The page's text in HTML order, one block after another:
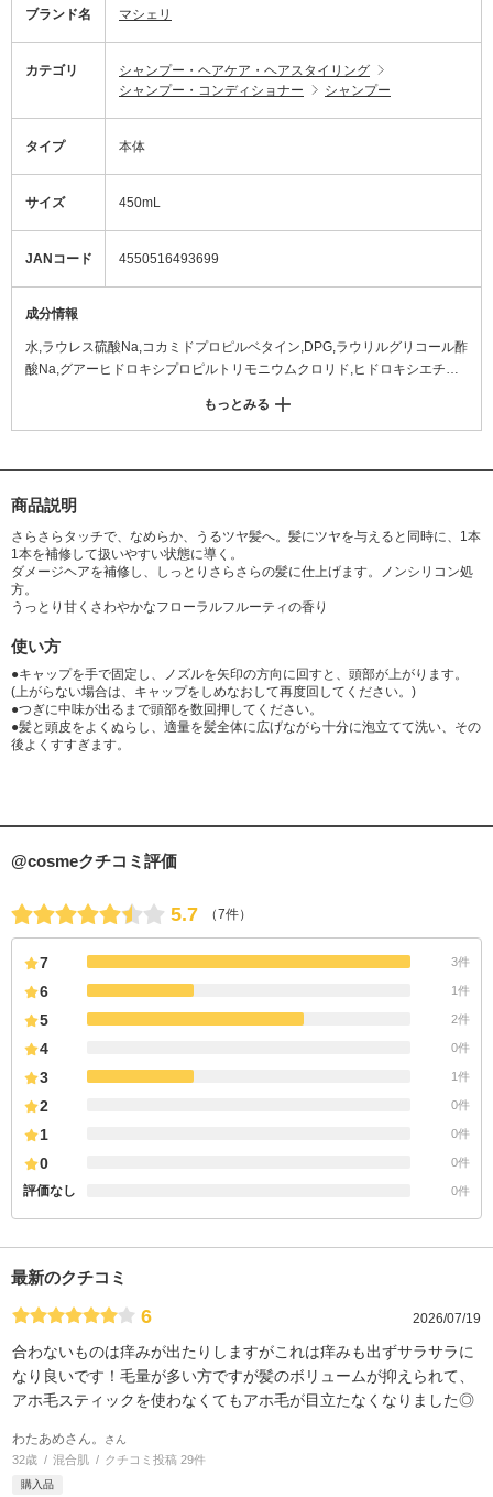
ブランド名 マシェリ
カテゴリ
シャンプー・ヘアケア・ヘアスタイリング
シャンプー・コンディショナー
シャンプー
タイプ 本体
サイズ 450mL
JANコード 4550516493699
成分情報
水,ラウレス硫酸Na,コカミドプロピルベタイン,DPG,ラウリルグリコール酢
酸Na,グアーヒドロキシプロピルトリモニウムクロリド,ヒドロキシエチル
ド/ジメチルアクリルアミド)コポリマー,乳酸,ハチミツ,ヒアルロン酸Na,加
水分解コンキオリン,硫酸Na,ラウリン酸PEG-2,クエン酸,イソステアリルア
0-202>
もっとみる
商品説明
さらさらタッチで、なめらか、うるツヤ髪へ。髪にツヤを与えると同時に、1本
1本を補修して扱いやすい状態に導く。
ダメージヘアを補修し、しっとりさらさらの髪に仕上げます。ノンシリコン処
方。
うっとり甘くさわやかなフローラルフルーティの香り
使い方
●キャップを手で固定し、ノズルを矢印の方向に回すと、頭部が上がります。
(上がらない場合は、キャップをしめなおして再度回してください。)
●つぎに中味が出るまで頭部を数回押してください。
●髪と頭皮をよくぬらし、適量を髪全体に広げながら十分に泡立てて洗い、その
後よくすすぎます。
@cosmeクチコミ評価
5.7 （7件）
7 3件
6 1件
5 2件
4 0件
3 1件
2 0件
1 0件
0 0件
評価なし 0件
最新のクチコミ
6 2026/07/19
合わないものは痒みが出たりしますがこれは痒みも出ずサラサラに
なり良いです！毛量が多い方ですが髪のボリュームが抑えられて、
アホ毛スティックを使わなくてもアホ毛が目立たなくなりました◎
わたあめさん。 さん
32歳 混合肌 クチコミ投稿 29件
購入品